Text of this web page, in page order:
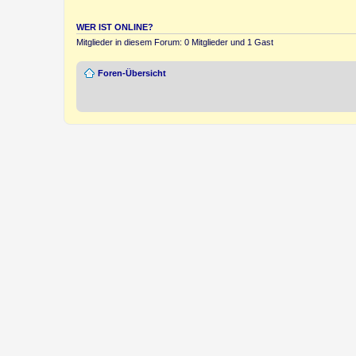
WER IST ONLINE?
Mitglieder in diesem Forum: 0 Mitglieder und 1 Gast
Foren-Übersicht